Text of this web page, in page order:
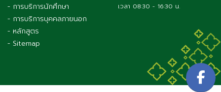
- การบริการนักศึกษา
- การบริการบุคคลภายนอก
- หลักสูตร
- Sitemap
เวลา 08:30 - 16:30 น.